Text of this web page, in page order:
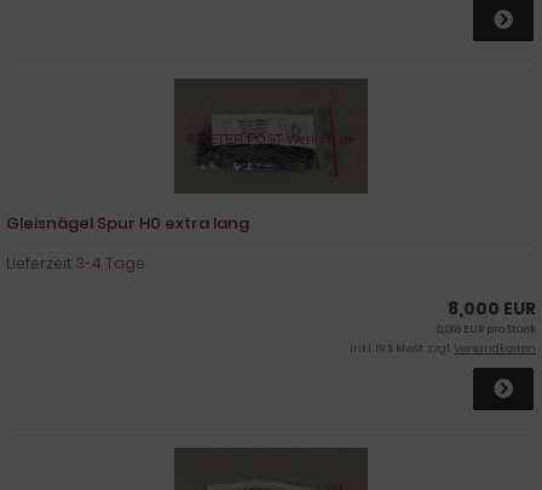
Gleisnägel Spur H0 extra lang
Lieferzeit:3-4 Tage
8,000 EUR
0,016 EUR pro Stück
inkl. 19 % MwSt. zzgl.Versandkosten